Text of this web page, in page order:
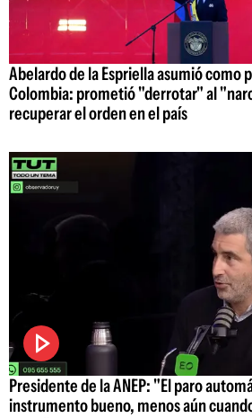
Abelardo de la Espriella asumió como
Colombia: prometió "derrotar" al
recuperar el orden en el país
Presidente de la ANEP: "El paro
instrumento bueno, menos aún